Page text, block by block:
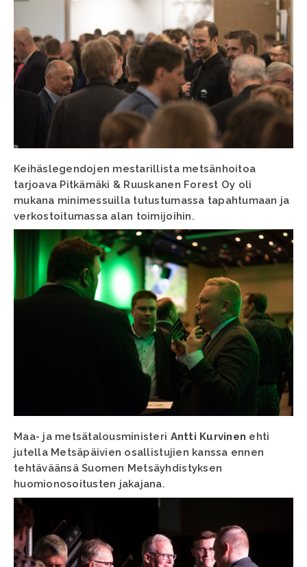
Keihäslegendojen mestarillista metsänhoitoa
tarjoava Pitkämäki & Ruuskanen Forest Oy oli
mukana minimessuilla tutustumassa tapahtumaan ja
verkostoitumassa alan toimijoihin.
Maa- ja metsätalousministeri Antti Kurvinen ehti
jutella Metsäpäivien osallistujien kanssa ennen
tehtäväänsä Suomen Metsäyhdistyksen
huomionosoitusten jakajana.